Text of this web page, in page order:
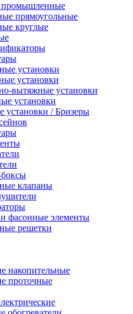
промышленные
прямоугольные
круглые
установки
установки
вытяжные установки
установки
установки / Бризеры
клапаны
фасонные элементы
решетки
накопительные
проточные